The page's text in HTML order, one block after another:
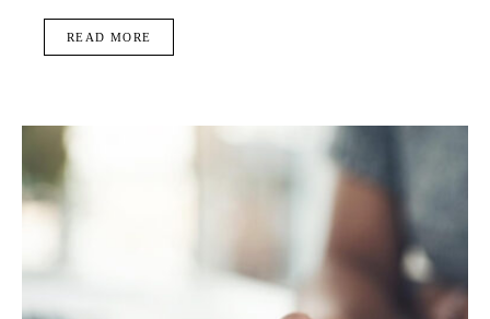
READ MORE